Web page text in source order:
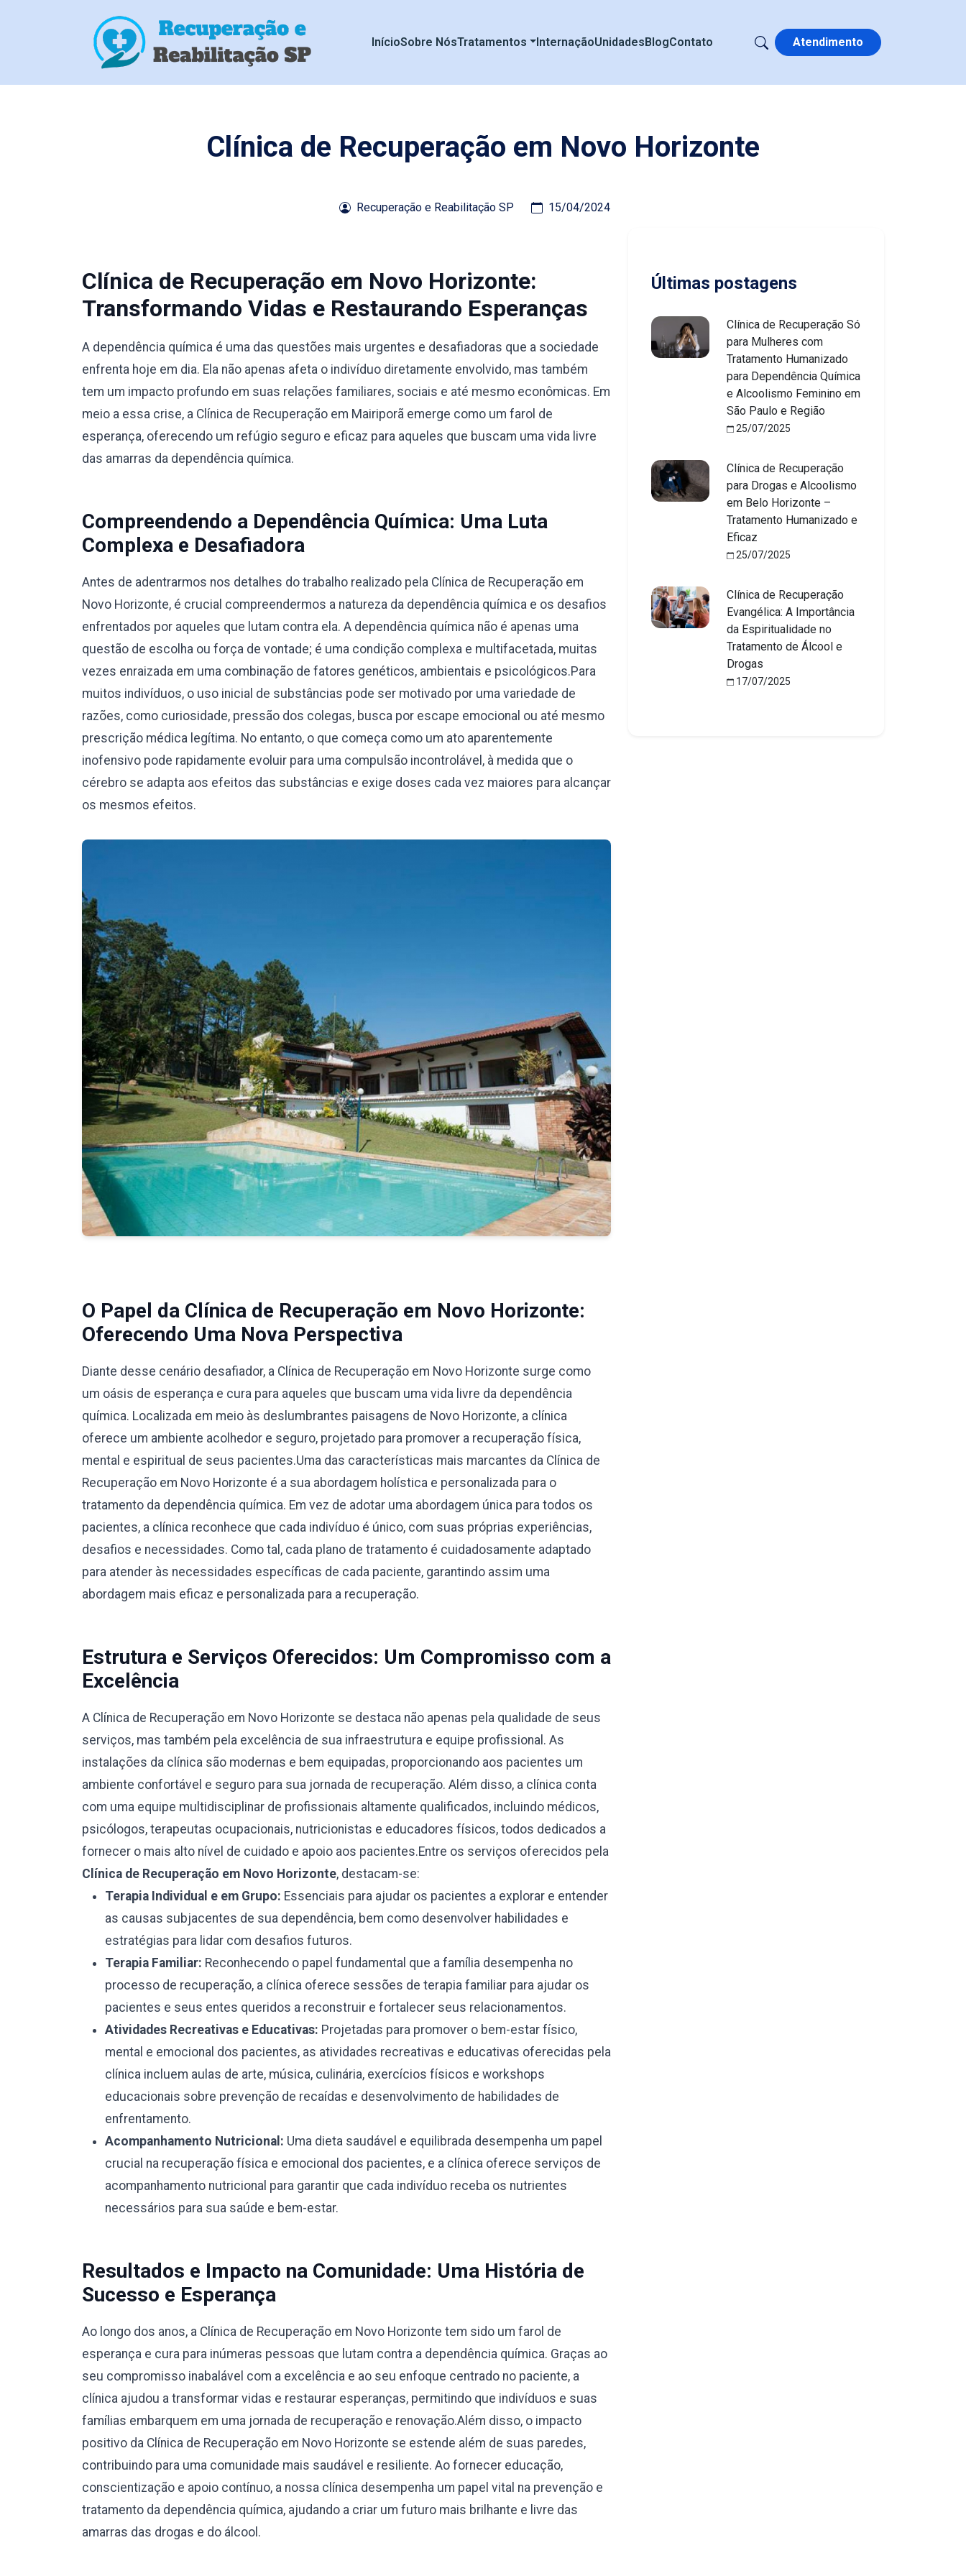
InícioSobre NósTratamentos InternaçãoUnidadesBlogContato Atendimento
Clínica de Recuperação em Novo Horizonte
Recuperação e Reabilitação SP 15/04/2024
Clínica de Recuperação em Novo Horizonte:
Transformando Vidas e Restaurando Esperanças
A dependência química é uma das questões mais urgentes e desafiadoras que a sociedade
enfrenta hoje em dia. Ela não apenas afeta o indivíduo diretamente envolvido, mas também
tem um impacto profundo em suas relações familiares, sociais e até mesmo econômicas. Em
meio a essa crise, a Clínica de Recuperação em Mairiporã emerge como um farol de
esperança, oferecendo um refúgio seguro e eficaz para aqueles que buscam uma vida livre
das amarras da dependência química.
Compreendendo a Dependência Química: Uma Luta
Complexa e Desafiadora
Antes de adentrarmos nos detalhes do trabalho realizado pela Clínica de Recuperação em
Novo Horizonte, é crucial compreendermos a natureza da dependência química e os desafios
enfrentados por aqueles que lutam contra ela. A dependência química não é apenas uma
questão de escolha ou força de vontade; é uma condição complexa e multifacetada, muitas
vezes enraizada em uma combinação de fatores genéticos, ambientais e psicológicos.Para
muitos indivíduos, o uso inicial de substâncias pode ser motivado por uma variedade de
razões, como curiosidade, pressão dos colegas, busca por escape emocional ou até mesmo
prescrição médica legítima. No entanto, o que começa como um ato aparentemente
inofensivo pode rapidamente evoluir para uma compulsão incontrolável, à medida que o
cérebro se adapta aos efeitos das substâncias e exige doses cada vez maiores para alcançar
os mesmos efeitos.
O Papel da Clínica de Recuperação em Novo Horizonte:
Oferecendo Uma Nova Perspectiva
Diante desse cenário desafiador, a Clínica de Recuperação em Novo Horizonte surge como
um oásis de esperança e cura para aqueles que buscam uma vida livre da dependência
química. Localizada em meio às deslumbrantes paisagens de Novo Horizonte, a clínica
oferece um ambiente acolhedor e seguro, projetado para promover a recuperação física,
mental e espiritual de seus pacientes.Uma das características mais marcantes da Clínica de
Recuperação em Novo Horizonte é a sua abordagem holística e personalizada para o
tratamento da dependência química. Em vez de adotar uma abordagem única para todos os
pacientes, a clínica reconhece que cada indivíduo é único, com suas próprias experiências,
desafios e necessidades. Como tal, cada plano de tratamento é cuidadosamente adaptado
para atender às necessidades específicas de cada paciente, garantindo assim uma
abordagem mais eficaz e personalizada para a recuperação.
Estrutura e Serviços Oferecidos: Um Compromisso com a
Excelência
A Clínica de Recuperação em Novo Horizonte se destaca não apenas pela qualidade de seus
serviços, mas também pela excelência de sua infraestrutura e equipe profissional. As
instalações da clínica são modernas e bem equipadas, proporcionando aos pacientes um
ambiente confortável e seguro para sua jornada de recuperação. Além disso, a clínica conta
com uma equipe multidisciplinar de profissionais altamente qualificados, incluindo médicos,
psicólogos, terapeutas ocupacionais, nutricionistas e educadores físicos, todos dedicados a
fornecer o mais alto nível de cuidado e apoio aos pacientes.Entre os serviços oferecidos pela
Clínica de Recuperação em Novo Horizonte, destacam-se:
Terapia Individual e em Grupo: Essenciais para ajudar os pacientes a explorar e entender
as causas subjacentes de sua dependência, bem como desenvolver habilidades e
estratégias para lidar com desafios futuros.
Terapia Familiar: Reconhecendo o papel fundamental que a família desempenha no
processo de recuperação, a clínica oferece sessões de terapia familiar para ajudar os
pacientes e seus entes queridos a reconstruir e fortalecer seus relacionamentos.
Atividades Recreativas e Educativas: Projetadas para promover o bem-estar físico,
mental e emocional dos pacientes, as atividades recreativas e educativas oferecidas pela
clínica incluem aulas de arte, música, culinária, exercícios físicos e workshops
educacionais sobre prevenção de recaídas e desenvolvimento de habilidades de
enfrentamento.
Acompanhamento Nutricional: Uma dieta saudável e equilibrada desempenha um papel
crucial na recuperação física e emocional dos pacientes, e a clínica oferece serviços de
acompanhamento nutricional para garantir que cada indivíduo receba os nutrientes
necessários para sua saúde e bem-estar.
Resultados e Impacto na Comunidade: Uma História de
Sucesso e Esperança
Ao longo dos anos, a Clínica de Recuperação em Novo Horizonte tem sido um farol de
esperança e cura para inúmeras pessoas que lutam contra a dependência química. Graças ao
seu compromisso inabalável com a excelência e ao seu enfoque centrado no paciente, a
clínica ajudou a transformar vidas e restaurar esperanças, permitindo que indivíduos e suas
famílias embarquem em uma jornada de recuperação e renovação.Além disso, o impacto
positivo da Clínica de Recuperação em Novo Horizonte se estende além de suas paredes,
contribuindo para uma comunidade mais saudável e resiliente. Ao fornecer educação,
conscientização e apoio contínuo, a nossa clínica desempenha um papel vital na prevenção e
tratamento da dependência química, ajudando a criar um futuro mais brilhante e livre das
amarras das drogas e do álcool.
Últimas postagens
Clínica de Recuperação Só
para Mulheres com
Tratamento Humanizado
para Dependência Química
e Alcoolismo Feminino em
São Paulo e Região
25/07/2025
Clínica de Recuperação
para Drogas e Alcoolismo
em Belo Horizonte –
Tratamento Humanizado e
Eficaz
25/07/2025
Clínica de Recuperação
Evangélica: A Importância
da Espiritualidade no
Tratamento de Álcool e
Drogas
17/07/2025